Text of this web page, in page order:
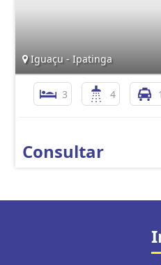
Iguaçu - Ipatinga
3 4 1
Consultar